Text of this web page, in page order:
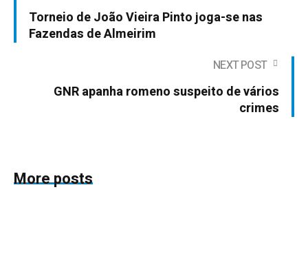
Torneio de João Vieira Pinto joga-se nas
Fazendas de Almeirim
NEXT POST
GNR apanha romeno suspeito de vários
crimes
More posts